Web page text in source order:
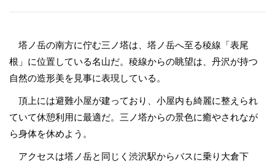
塔ノ岳の南方に佇む三ノ塔は、塔ノ岳へ至る稜線「表尾
根」に位置している名山だ。稜線からの眺望は、丹沢が持つ
自然の造形美を見事に表現している。
頂上には避難小屋が建っており、小屋内も綺麗に整えられ
ていて休憩利用に最適だ。三ノ塔からの景色に癒やされなが
ら身体を休めよう。
アクセスは塔ノ岳と同じく渋沢駅からバスに乗り大倉下